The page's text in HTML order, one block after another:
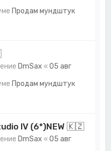
Продам мундштук
DmSax «05 авг
Продам мундштук
lV (6*)NEW 🇰🇿
DmSax «05 авг